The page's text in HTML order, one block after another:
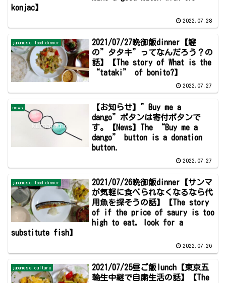
konjac】
2022.07.28
japanese food dinner
2021/07/27晩御飯dinner【鰹
の”タタキ”ってなんだろう？の
話】【The story of What is the
“tataki” of bonito?】
2022.07.27
news
【お知らせ】”Buy me a
dango”ボタンは寄付ボタンで
す。【News】The “Buy me a
dango” button is a donation
button.
2022.07.27
japanese food dinner
2021/07/26晩御飯dinner【サンマ
が気軽に食べられなくなるなら代
用魚を探そうの話】【The story
of if the price of saury is too
high to eat, look for a
substitute fish】
2022.07.26
japanese culture
2021/07/25昼ご飯lunch【東京五
輪生中継で自粛生活の話】【The